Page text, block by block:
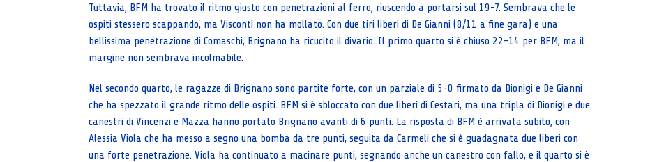
Tuttavia, BFM ha trovato il ritmo giusto con penetrazioni al ferro, riuscendo a portarsi sul 19-7. Sembrava che le
ospiti stessero scappando, ma Visconti non ha mollato. Con due tiri liberi di De Gianni (8/11 a fine gara) e una
bellissima penetrazione di Comaschi, Brignano ha ricucito il divario. Il primo quarto si è chiuso 22-14 per BFM, ma il
margine non sembrava incolmabile.
Nel secondo quarto, le ragazze di Brignano sono partite forte, con un parziale di 5-0 firmato da Dionigi e De Gianni
che ha spezzato il grande ritmo delle ospiti. BFM si è sbloccato con due liberi di Cestari, ma una tripla di Dionigi e due
canestri di Vincenzi e Mazza hanno portato Brignano avanti di 6 punti. La risposta di BFM è arrivata subito, con
Alessia Viola che ha messo a segno una bomba da tre punti, seguita da Carmeli che si è guadagnata due liberi con
una forte penetrazione. Viola ha continuato a macinare punti, segnando anche un canestro con fallo, e il quarto si è